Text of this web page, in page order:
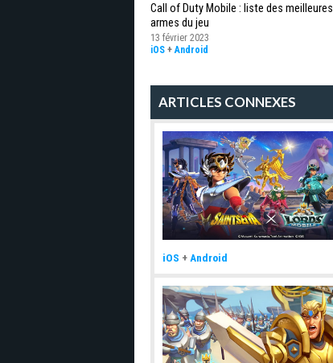
Call of Duty Mobile : liste des meilleures
armes du jeu
13 février 2023
iOS + Android
ARTICLES CONNEXES
iOS + Android